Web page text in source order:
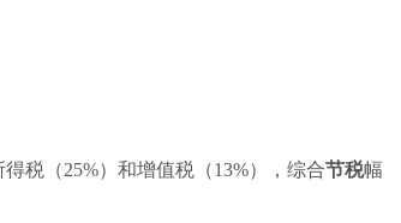
税（25%）和增值税（13%），综合节税幅